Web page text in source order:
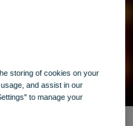
storing of cookies on your
and assist in our
to manage your